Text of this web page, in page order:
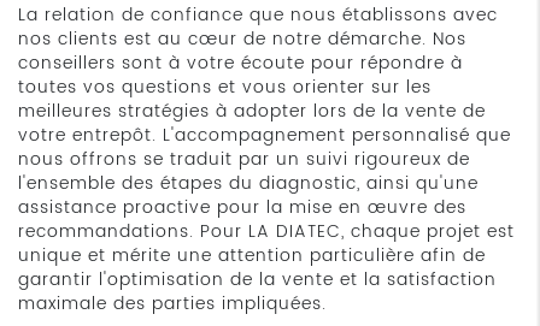
La relation de confiance que nous établissons avec
nos clients est au cœur de notre démarche. Nos
conseillers sont à votre écoute pour répondre à
toutes vos questions et vous orienter sur les
meilleures stratégies à adopter lors de la vente de
votre entrepôt. L'accompagnement personnalisé que
nous offrons se traduit par un suivi rigoureux de
l'ensemble des étapes du diagnostic, ainsi qu'une
assistance proactive pour la mise en œuvre des
recommandations. Pour LA DIATEC, chaque projet est
unique et mérite une attention particulière afin de
garantir l'optimisation de la vente et la satisfaction
maximale des parties impliquées.